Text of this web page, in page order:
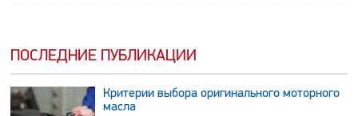
ПОСЛЕДНИЕ ПУБЛИКАЦИИ
Критерии выбора оригинального моторного
масла